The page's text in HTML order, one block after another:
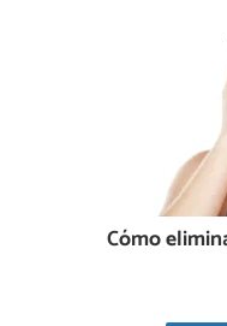
Cómo